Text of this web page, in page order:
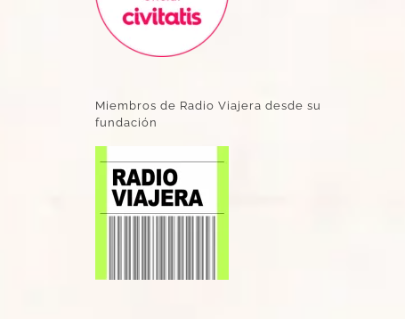
Miembros de Radio Viajera desde su
fundación